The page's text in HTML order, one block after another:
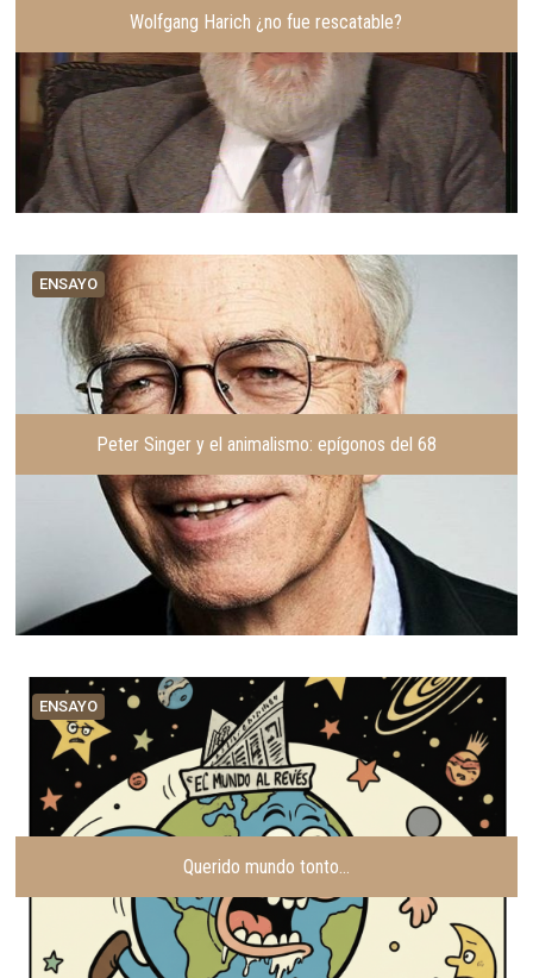
Wolfgang Harich ¿no fue rescatable?
ENSAYO
Peter Singer y el animalismo: epígonos del 68
ENSAYO
Querido mundo tonto…